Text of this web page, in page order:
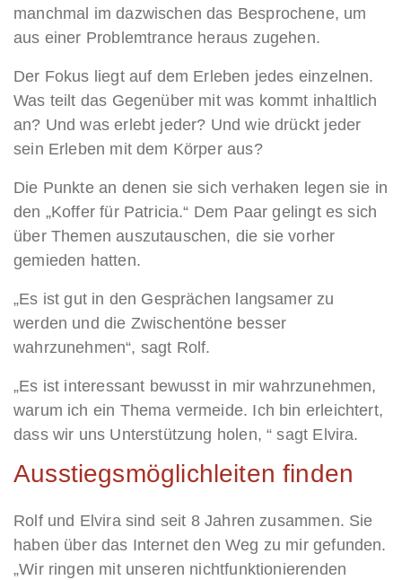
manchmal im dazwischen das Besprochene, um
aus einer Problemtrance heraus zugehen.
Der Fokus liegt auf dem Erleben jedes einzelnen.
Was teilt das Gegenüber mit was kommt inhaltlich
an? Und was erlebt jeder? Und wie drückt jeder
sein Erleben mit dem Körper aus?
Die Punkte an denen sie sich verhaken legen sie in
den „Koffer für Patricia.“ Dem Paar gelingt es sich
über Themen auszutauschen, die sie vorher
gemieden hatten.
„Es ist gut in den Gesprächen langsamer zu
werden und die Zwischentöne besser
wahrzunehmen“, sagt Rolf.
„Es ist interessant bewusst in mir wahrzunehmen,
warum ich ein Thema vermeide. Ich bin erleichtert,
dass wir uns Unterstützung holen, “ sagt Elvira.
Ausstiegsmöglichleiten finden
Rolf und Elvira sind seit 8 Jahren zusammen. Sie
haben über das Internet den Weg zu mir gefunden.
„Wir ringen mit unseren nichtfunktionierenden